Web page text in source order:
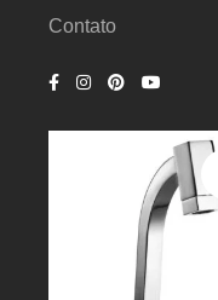
Contato